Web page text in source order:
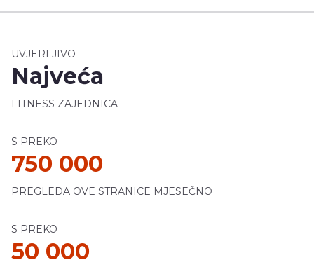
UVJERLJIVO
Najveća
FITNESS ZAJEDNICA
S PREKO
750 000
PREGLEDA OVE STRANICE MJESEČNO
S PREKO
50 000